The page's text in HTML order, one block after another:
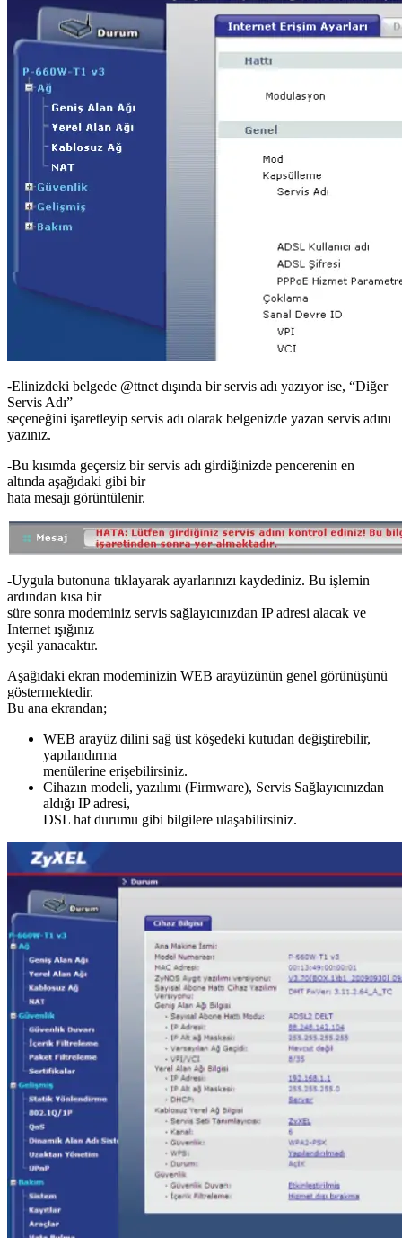
-Elinizdeki belgede @ttnet dışında bir servis adı yazıyor ise, “Diğer
Servis Adı”
seçeneğini işaretleyip servis adı olarak belgenizde yazan servis adını
yazınız.
-Bu kısımda geçersiz bir servis adı girdiğinizde pencerenin en
altında aşağıdaki gibi bir
hata mesajı görüntülenir.
-Uygula butonuna tıklayarak ayarlarınızı kaydediniz. Bu işlemin
ardından kısa bir
süre sonra modeminiz servis sağlayıcınızdan IP adresi alacak ve
Internet ışığınız
yeşil yanacaktır.
Aşağıdaki ekran modeminizin WEB arayüzünün genel görünüşünü
göstermektedir.
Bu ana ekrandan;
WEB arayüz dilini sağ üst köşedeki kutudan değiştirebilir,
yapılandırma
menülerine erişebilirsiniz.
Cihazın modeli, yazılımı (Firmware), Servis Sağlayıcınızdan
aldığı IP adresi,
DSL hat durumu gibi bilgilere ulaşabilirsiniz.